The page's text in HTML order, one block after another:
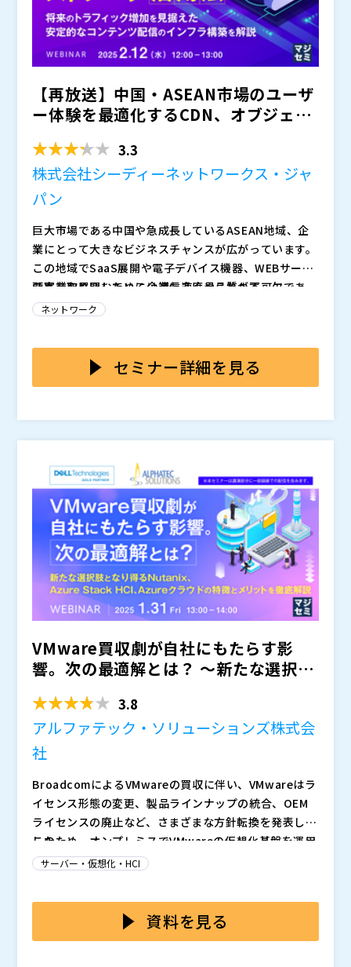
ィインシデント対応に関連する「サイバープレイブッ
ク」の開発について解説します。
参加者はまた、AIを悪用したサイバー脅威への対抗に不
可欠となる、AIドリブンな防御メカニズムの役割につい
ても詳しく見ていきます。
サイバーセキュリティの業界をリードする専門家たちと
交流を通じて、AIが私たちが直面する脅威ならびに構築
すべき防御の双方をどのように再形成しているかについ
て知見を得ることができます。
Ardagh Group(アルダーグループ) 最高情報セキュリテ
ィ責任者(CISO) / ノースイースタン大学およびコロンビ
ア大学講師
ノースイースタン大学 テクノロジーマネジメントおよ
びデジタルリーダーシップセンター アソシエイト・バ
イス・プロボースト兼 センター長 / コロンビア大学実
務教授
このフォームを送信することにより、Nutanixおよびそ
の認定パートナーとノースイースタン大学が、今後のイ
ベント、製品、ニュース、およびその他のマーケティン
に同意したものとみなされます。
することができます。Nutanixの情報配信等におけるデ
メントが適用されます。該当するパートナーのプライバ
シーポリシーは、各社のウェブサイトをご確認くださ
い。
ニュータニックス・ジャパン合同会社（
株式会社オープンソース活用研究所（ ）
マジセミ株式会社（）
【再放送】中国・ASEAN市場のユーザ
ー体験を最適化するCDN、オブジェク
3.3
株式会社シーディーネットワークス・ジャ
パン
巨大市場である中国や急成長しているASEAN地域、企
業にとって大きなビジネスチャンスが広がっています。
この地域でSaaS展開や電子デバイス機器、WEBサービ
ス事業を展開している企業も多く見られます。
顧客を取り込むためには通信速度や品質が不可欠であ
り、モバイルサイトの読み込みに3秒以上かかると訪問
上しており、通信の安定性確保は顧客体験に直結する重
要な要素です。
内でも都市部と地方で通信環境の差が大きいのが現実で
す。 地域の特性に応じたネットワークの最適化が必要
て大きな課題となります。
性の悪さ、ICP（配信許可番号）取得など独自ルールへ
の対応など。
質を確保してコンテンツを提供できている事業者は少な
く、コンテンツのリッチ化や事業拡大に伴うトラフィッ
ク増加により、通信速度やコスト面などの問題が顕在化
する可能性があります。
本セミナーでは、インターネットでのデータ配信やWE
Bサイト表示を高速化するためのソリューションである
CDNをご紹介します。 数多くあるCDNサービスの中で
も、弊社では中国/ASEAN地域に強みを持ち、この地域
でビジネスを行う事業者に特に適した内容です。
グローバルでビジネス展開をするOA機器メーカー様の
事例や、使いやすいGUIで定評のある本製品の実際の管
理画面や設定作業のデモも含めてご紹介いたします。
ネットワーク品質向上とグローバル視点での最適化手法
を具体的に理解していただける内容となります。
＜対象システムの例＞ ・Webサイト ・Webアプリケー
ション ・IoTシステム (通信が必要な電子デバイス機器)
・LMS（eラーニングシステム） ・SaaS ・ドライバ・
ウェア・アプリケーション ・WEBカタログ ・画像デー
タベースシステム
株式会社シーディーネットワークス・ジャパン（
株式会社オープンソース活用研究所（
マジセミ株式会社（
※共催、協賛、協力、講演企業は将来的に追加、削除さ
れる可能性があります。
ネットワーク
セミナー詳細を見る
VMware買収劇が自社にもたらす影
響。次の最適解とは？ ～新たな選択肢
3.8
アルファテック・ソリューションズ株式会
社
BroadcomによるVMwareの買収に伴い、VMwareはラ
イセンス形態の変更、製品ラインナップの統合、OEM
ライセンスの廃止など、さまざまな方針転換を発表しま
した。
このため、オンプレミスでVMwareの仮想化基盤を運用
している企業は、コスト効率や長期的な運用の安定性を
環境を別の環境へ移行する場合には、複数の選択肢が存
サーバー・仮想化・HCI
資料を見る